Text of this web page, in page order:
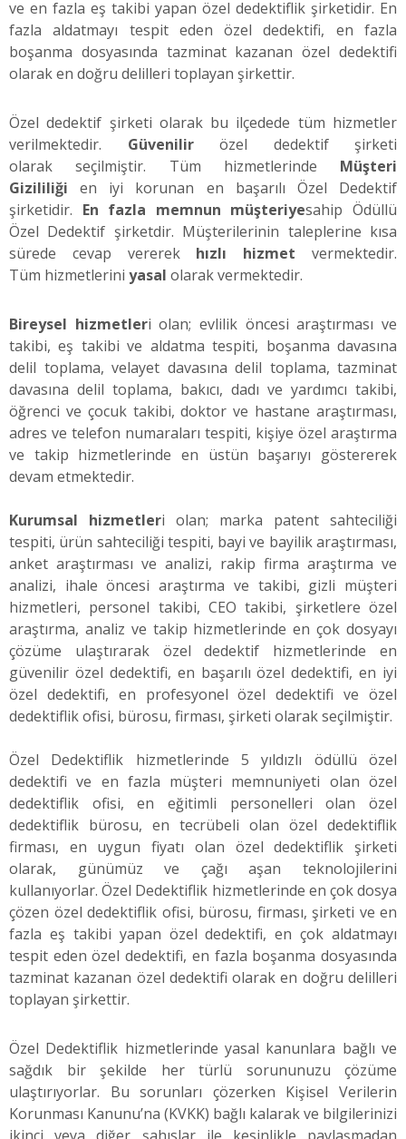
ve en fazla eş takibi yapan özel dedektiflik şirketidir. En
fazla aldatmayı tespit eden özel dedektifi, en fazla
boşanma dosyasında tazminat kazanan özel dedektifi
olarak en doğru delilleri toplayan şirkettir.
Özel dedektif şirketi olarak bu ilçedede tüm hizmetler
verilmektedir. Güvenilirözel dedektif şirketi
olarak seçilmiştir. Tüm hizmetlerinde Müşteri
Gizililiğien iyi korunan en başarılı Özel Dedektif
şirketidir. En fazla memnun müşteriyesahip Ödüllü
Özel Dedektif şirketdir. Müşterilerinin taleplerine kısa
sürede cevap vererek hızlı hizmet vermektedir.
Tüm hizmetlerini yasal olarak vermektedir.
Bireysel hizmetleri olan; evlilik öncesi araştırması ve
takibi, eş takibi ve aldatma tespiti, boşanma davasına
delil toplama, velayet davasına delil toplama, tazminat
davasına delil toplama, bakıcı, dadı ve yardımcı takibi,
öğrenci ve çocuk takibi, doktor ve hastane araştırması,
adres ve telefon numaraları tespiti, kişiye özel araştırma
ve takip hizmetlerinde en üstün başarıyı göstererek
devam etmektedir.
Kurumsal hizmetleri olan; marka patent sahteciliği
tespiti, ürün sahteciliği tespiti, bayi ve bayilik araştırması,
anket araştırması ve analizi, rakip firma araştırma ve
analizi, ihale öncesi araştırma ve takibi, gizli müşteri
hizmetleri, personel takibi, CEO takibi, şirketlere özel
araştırma, analiz ve takip hizmetlerinde en çok dosyayı
çözüme ulaştırarak özel dedektif hizmetlerinde en
güvenilir özel dedektifi, en başarılı özel dedektifi, en iyi
özel dedektifi, en profesyonel özel dedektifi ve özel
dedektiflik ofisi, bürosu, firması, şirketi olarak seçilmiştir.
Özel Dedektiflik hizmetlerinde 5 yıldızlı ödüllü özel
dedektifi ve en fazla müşteri memnuniyeti olan özel
dedektiflik ofisi, en eğitimli personelleri olan özel
dedektiflik bürosu, en tecrübeli olan özel dedektiflik
firması, en uygun fiyatı olan özel dedektiflik şirketi
olarak, günümüz ve çağı aşan teknolojilerini
kullanıyorlar. Özel Dedektiflik hizmetlerinde en çok dosya
çözen özel dedektiflik ofisi, bürosu, firması, şirketi ve en
fazla eş takibi yapan özel dedektifi, en çok aldatmayı
tespit eden özel dedektifi, en fazla boşanma dosyasında
tazminat kazanan özel dedektifi olarak en doğru delilleri
toplayan şirkettir.
Özel Dedektiflik hizmetlerinde yasal kanunlara bağlı ve
sağdık bir şekilde her türlü sorununuzu çözüme
ulaştırıyorlar. Bu sorunları çözerken Kişisel Verilerin
Korunması Kanunu’na (KVKK) bağlı kalarak ve bilgilerinizi